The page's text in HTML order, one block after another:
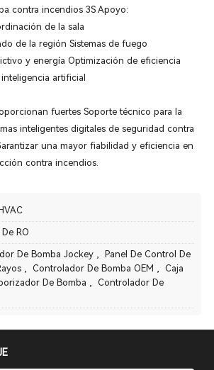
contra incendios 3S Apoyo:
de la sala
de la región Sistemas de fuego
y energía Optimización de eficiencia
artificial
fuertes Soporte técnico para la
inteligentes digitales de seguridad contra
una mayor fiabilidad y eficiencia en
contra incendios.
RO
De Bomba Jockey,
Panel De Control De
, Controlador De Bomba OEM
Caja
De Bomba
Controlador De